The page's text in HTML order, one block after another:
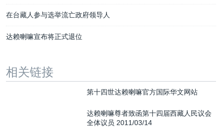
在台藏人参与选举流亡政府领导人
达赖喇嘛宣布将正式退位
相关链接
第十四世达赖喇嘛官方国际华文网站
达赖喇嘛尊者致函第十四届西藏人民议会
全体议员 2011/03/14